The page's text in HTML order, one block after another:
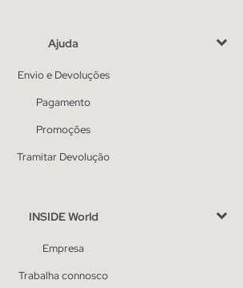
Ajuda
Envio e Devoluções
Pagamento
Promoções
Tramitar Devolução
INSIDE World
Empresa
Trabalha connosco